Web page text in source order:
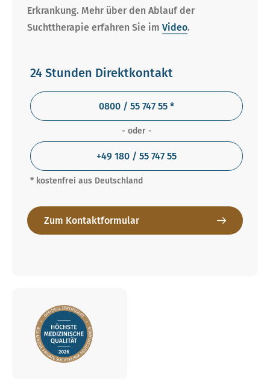
Erkrankung. Mehr über den Ablauf der
Suchttherapie erfahren Sie im Video.
24 Stunden Direktkontakt
0800 / 55 747 55 *
- oder -
+49 180 / 55 747 55
* kostenfrei aus Deutschland
Zum Kontaktformular